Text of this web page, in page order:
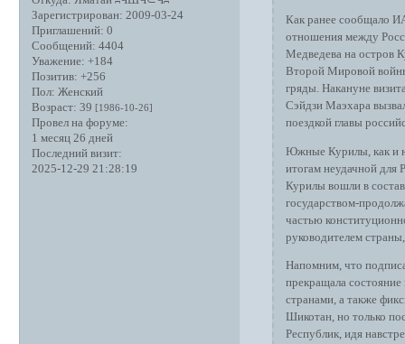
Зарегистрирован: 2009-03-24
Приглашений: 0
Сообщений: 4404
Уважение: +184
Позитив: +256
Пол: Женский
Возраст: 39 [1986-10-26]
Провел на форуме:
1 месяц 26 дней
Последний визит:
2025-12-29 21:28:19
Как ранее сообщало
отношения между
Медведева на остров
Второй Мировой
гряды. Накануне
Сэйдзи Маэхара
поездкой главы
Южные Курилы, как и
итогам неудачной для
Курилы вошли в
государством-
частью
руководителем
Напомним, что
прекращала
странами, а также
Шикотан, но только
Республик, идя